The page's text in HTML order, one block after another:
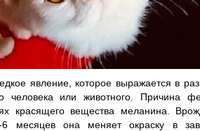
явление, которое выражается в
человека или животного. Причина
красящего вещества меланина.
месяцев она меняет окраску в